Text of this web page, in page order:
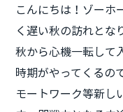
こんにちは！ゾーホ
く遅い秋の訪れとな
秋から心機一転して
時期がやってくるの
モートワーク等新し